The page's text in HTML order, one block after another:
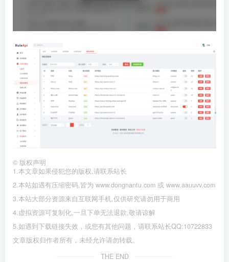
© 版权声明
1.本文章如果侵犯您的版权,请联系站长
2.本站如遇有压缩密码,皆为 www.dongnantu.com 或 www.aauuvv.com
3.本站大部分资源来自互联网手机,仅供研究请勿用于商用
4.虚拟资源可复制化,一旦下单无法退款,敬请谅解
5.如遇到下载链接失效，或您有其他问题，请联系站长QQ:10722833
文章版权归作者所有，未经允许请勿转载。
THE END